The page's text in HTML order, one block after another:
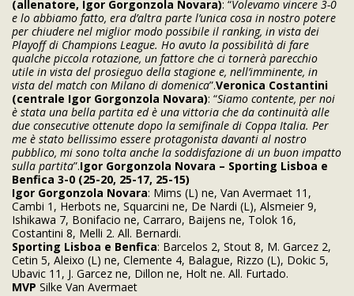
(allenatore, Igor Gorgonzola Novara): “Volevamo vincere 3-0
e lo abbiamo fatto, era d’altra parte l’unica cosa in nostro potere
per chiudere nel miglior modo possibile il ranking, in vista dei
Playoff di Champions League. Ho avuto la possibilità di fare
qualche piccola rotazione, un fattore che ci tornerà parecchio
utile in vista del prosieguo della stagione e, nell’imminente, in
vista del match con Milano di domenica”.Veronica Costantini
(centrale Igor Gorgonzola Novara): “Siamo contente, per noi
è stata una bella partita ed è una vittoria che da continuità alle
due consecutive ottenute dopo la semifinale di Coppa Italia. Per
me è stato bellissimo essere protagonista davanti al nostro
pubblico, mi sono tolta anche la soddisfazione di un buon impatto
sulla partita”.Igor Gorgonzola Novara – Sporting Lisboa e
Benfica 3-0 (25-20, 25-17, 25-15)
Igor Gorgonzola Novara: Mims (L) ne, Van Avermaet 11,
Cambi 1, Herbots ne, Squarcini ne, De Nardi (L), Alsmeier 9,
Ishikawa 7, Bonifacio ne, Carraro, Baijens ne, Tolok 16,
Costantini 8, Melli 2. All. Bernardi.
Sporting Lisboa e Benfica: Barcelos 2, Stout 8, M. Garcez 2,
Cetin 5, Aleixo (L) ne, Clemente 4, Balague, Rizzo (L), Dokic 5,
Ubavic 11, J. Garcez ne, Dillon ne, Holt ne. All. Furtado.
MVP Silke Van Avermaet